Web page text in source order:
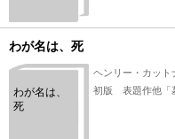
わが名は、死
わが名は、
死
ヘンリー・カット
初版 表題作他「